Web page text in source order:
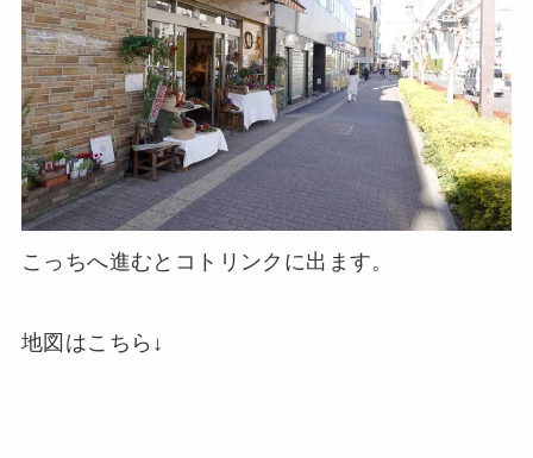
こっちへ進むとコトリンクに出ます。
地図はこちら↓